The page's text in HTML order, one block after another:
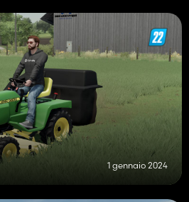
1 gennaio 2024